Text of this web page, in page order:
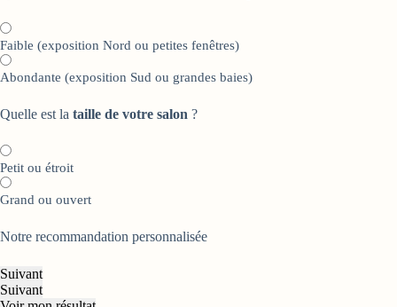
Faible (exposition Nord ou petites fenêtres)
Abondante (exposition Sud ou grandes baies)
Quelle est la taille de votre salon ?
Petit ou étroit
Grand ou ouvert
Notre recommandation personnalisée
Suivant
Suivant